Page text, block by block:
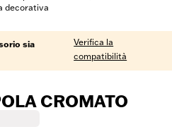
decorativa
sia
Verifica la
compatibilità
CROMATO